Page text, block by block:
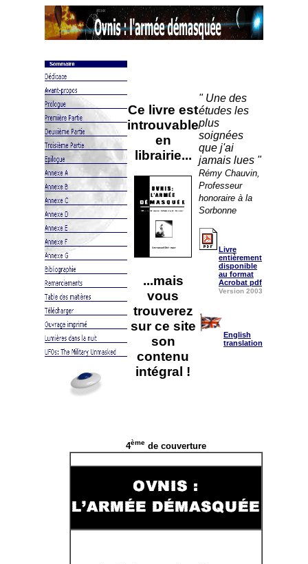
Ce livre est
introuvable
en
librairie...
...mais
vous
trouverez
sur ce site
son
contenu
intégral !
" Une des
études les
plus
soignées
que j'ai
jamais lues "
Rémy Chauvin,
Professeur
honoraire à la
Sorbonne
Livre
entièrement
disponible
au format
Acrobat pdf
Version 2003
English
translation
4èmede couverture